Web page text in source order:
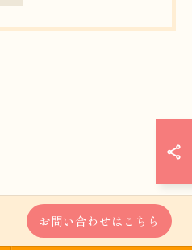
お問い合わせはこちら